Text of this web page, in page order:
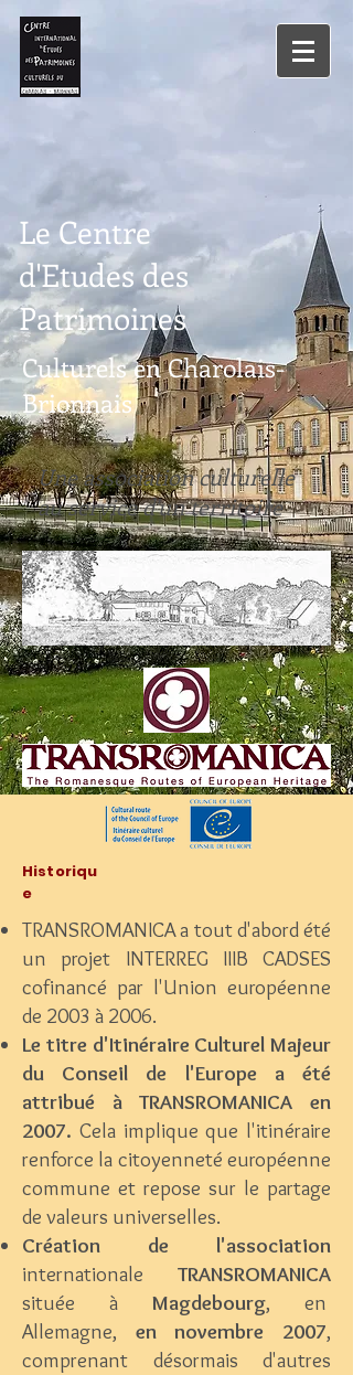
Le Centre
d'Etudes des
Patrimoines
Culturels en Charolais-
Brionnais
Une association culturelle
au service d'un territoire
Historiqu
e
TRANSROMANICA a tout d'abord été
un projet INTERREG IIIB CADSES
cofinancé par l'Union européenne
de 2003 à 2006.
Le titre d'Itinéraire Culturel Majeur
du Conseil de l'Europe a été
attribué à TRANSROMANICA en
2007. Cela implique que l'itinéraire
renforce la citoyenneté européenne
commune et repose sur le partage
de valeurs universelles.
Création de l'association
internationale TRANSROMANICA
située à Magdebourg, en
Allemagne, en novembre 2007,
comprenant désormais d'autres